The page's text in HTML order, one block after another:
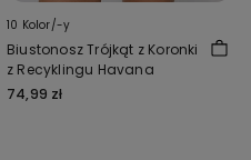
10 Kolor/-y
Biustonosz Trójkąt z Koronki
z Recyklingu Havana
74,99 zł